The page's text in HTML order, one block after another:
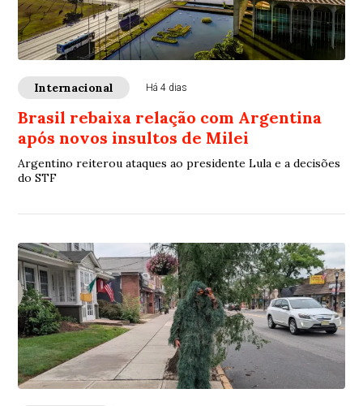
Internacional Há 4 dias
Brasil rebaixa relação com Argentina
após novos insultos de Milei
Argentino reiterou ataques ao presidente Lula e a decisões
do STF